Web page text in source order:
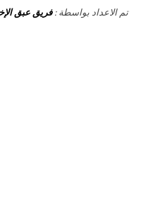
تم الاعداد بواسطة : فريق عبق